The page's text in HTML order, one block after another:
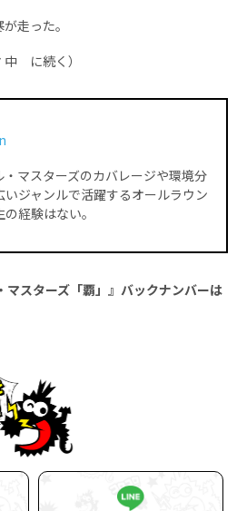
走った。
中 に続く）
マスターズのカバレージや環境分
ジャンルで活躍するオールラウン
経験はない。
マスターズ「覇」』バックナンバーは